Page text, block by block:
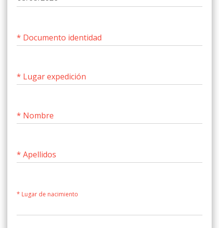
* Documento identidad
* Lugar expedición
* Nombre
* Apellidos
* Lugar de nacimiento